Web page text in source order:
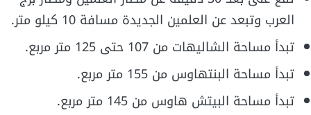
العرب وتبعد عن العلمين الجديدة مسافة 10 كيلو متر.
تبدأ مساحة الشاليهات من 107 حتى 125 متر مربع.
تبدأ مساحة البنتهاوس من 155 متر مربع.
تبدأ مساحة البيتش هاوس من 145 متر مربع.